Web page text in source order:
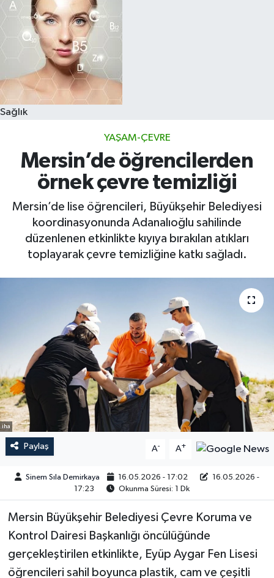
Sağlık
YAŞAM-ÇEVRE
Mersin’de öğrencilerden
örnek çevre temizliği
Mersin’de lise öğrencileri, Büyükşehir Belediyesi
koordinasyonunda Adanalıoğlu sahilinde
düzenlenen etkinlikte kıyıya bırakılan atıkları
toplayarak çevre temizliğine katkı sağladı.
iha
Paylaş A- A+
Sinem Sıla Demirkaya 16.05.2026 - 17:02
16.05.2026 -
17:23
Okunma Süresi: 1 Dk
Mersin Büyükşehir Belediyesi Çevre Koruma ve
Kontrol Dairesi Başkanlığı öncülüğünde
gerçekleştirilen etkinlikte, Eyüp Aygar Fen Lisesi
öğrencileri sahil boyunca plastik, cam ve çeşitli